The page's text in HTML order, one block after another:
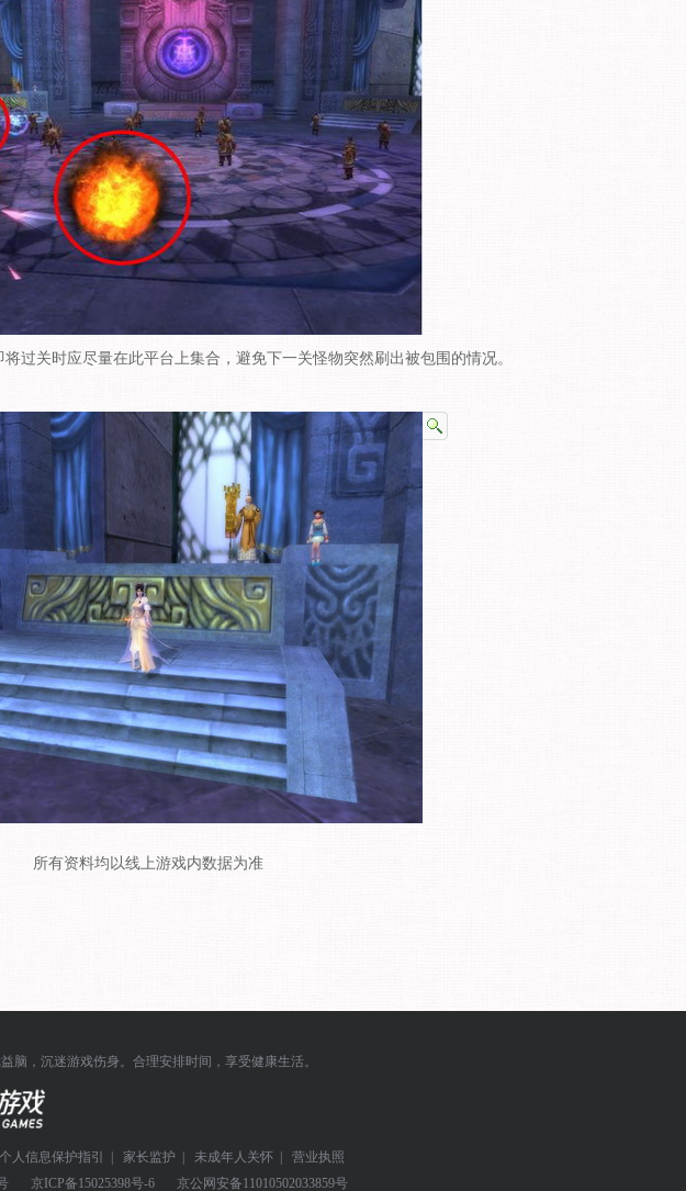
关时应尽量在此平台上集合，避免下一关怪物突然刷出被包围的情况。
所有资料均以线上游戏内数据为准
脑，沉迷游戏伤身。合理安排时间，享受健康生活。
人信息保护指引 | 家长监护 | 未成年人关怀 |
营业执照
京ICP备15025398号-6 京公网安备11010502033859号